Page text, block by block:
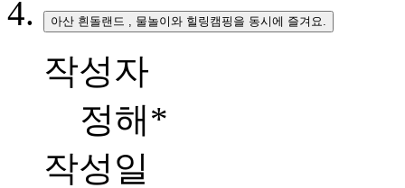
아산 흰돌랜드 , 물놀이와 힐링캠핑을 동시에 즐겨요.
작성자
정해*
작성일